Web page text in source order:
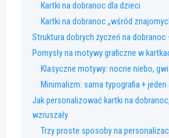
Kartki na dobranoc dla dzieci
Kartki na dobranoc „wśród
Struktura dobrych życzeń na
Pomysły na motywy graficzne w
Klasyczne motywy: nocne niebo,
Minimalizm: sama typografia +
Jak personalizować kartki na
wzruszały
Trzy proste sposoby na